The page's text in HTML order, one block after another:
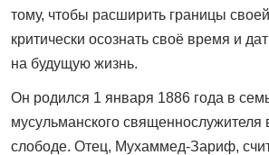
тому, чтобы расширить границы
критически осознать своё время и
на будущую жизнь.
Он родился 1 января 1886 года в
мусульманского священнослужителя
слободе. Отец, Мухаммед-Зариф,